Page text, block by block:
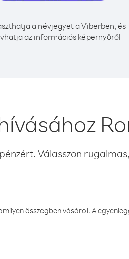
a névjegyet a Viberben, és
az információs képernyőről
Válasszon
összegben vásárol. A